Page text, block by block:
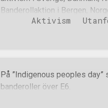
Banderollaktion i Bergen,
Norge. Randers, Danmark.
hyllas med banderoll över
har det förutom i
Gardarbaer, Kopavogur och
Danmark. Umeå. Århus,
Aktivism
På ”Indigenous peoples
banderoller över E6.